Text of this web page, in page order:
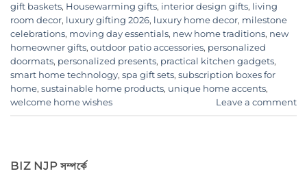
gift baskets, Housewarming gifts, interior design gifts, living
room decor, luxury gifting 2026, luxury home decor, milestone
celebrations, moving day essentials, new home traditions, new
homeowner gifts, outdoor patio accessories, personalized
doormats, personalized presents, practical kitchen gadgets,
smart home technology, spa gift sets, subscription boxes for
home, sustainable home products, unique home accents,
welcome home wishes
Leave a comment
BIZ NJP সম্পর্কে